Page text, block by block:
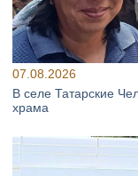
07.08.2026
В селе Татарские
храма